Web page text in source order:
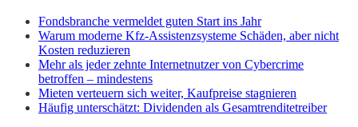
Fondsbranche vermeldet guten Start ins Jahr
Warum moderne Kfz-Assistenzsysteme Schäden, aber nicht
Kosten reduzieren
Mehr als jeder zehnte Internetnutzer von Cybercrime
betroffen – mindestens
Mieten verteuern sich weiter, Kaufpreise stagnieren
Häufig unterschätzt: Dividenden als Gesamtrenditetreiber